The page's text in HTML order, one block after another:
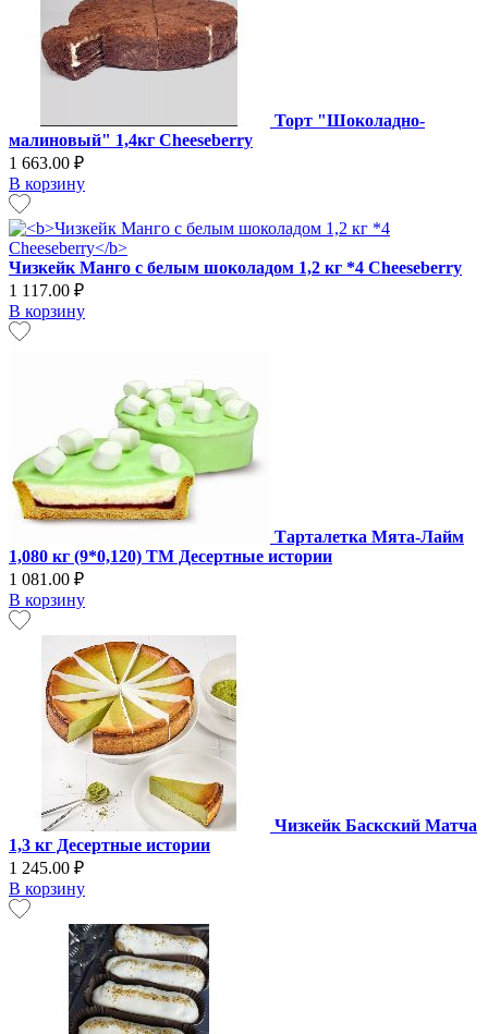
Торт "Шоколадно-
малиновый" 1,4кг Cheeseberry
1 663.00 ₽
В корзину
Чизкейк Манго с белым шоколадом 1,2 кг *4 Cheeseberry
1 117.00 ₽
В корзину
Тарталетка Мята-Лайм
1,080 кг (9*0,120) ТМ Десертные истории
1 081.00 ₽
В корзину
Чизкейк Баскский Матча
1,3 кг Десертные истории
1 245.00 ₽
В корзину